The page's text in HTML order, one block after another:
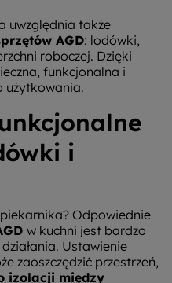
uwzględnia także
AGD: lodówki,
roboczej. Dzięki
funkcjonalna i
użytkowania.
i
Odpowiednie
w kuchni jest bardzo
Ustawienie
zaoszczędzić przestrzeń,
izolacji między